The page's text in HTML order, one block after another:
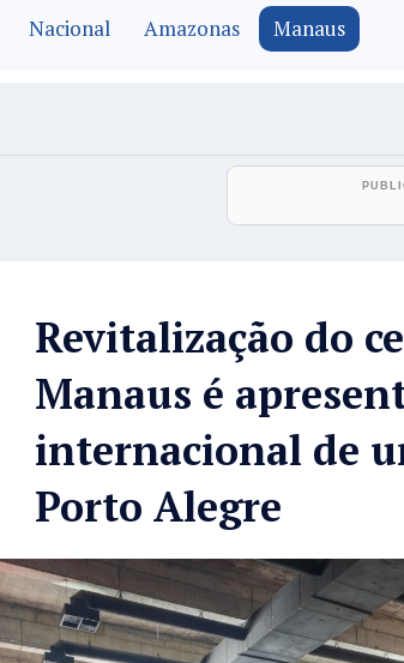
Nacional Amazonas Manaus
Revitalização do
Manaus é
internacional de
Porto Alegre